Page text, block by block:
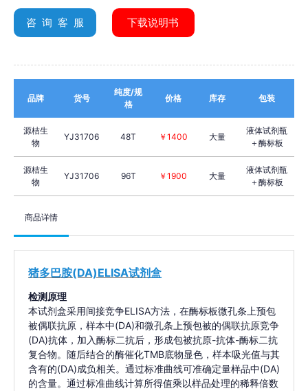
咨 询 客 服 下载说明书
品牌 货号
纯度/规
格
价格 库存 包装
源桔生
物
YJ31706 48T ￥1400 大量
液体试剂瓶
＋酶标板
源桔生
物
YJ31706 96T ￥1900 大量
液体试剂瓶
＋酶标板
商品详情
猪多巴胺(DA)ELISA试剂盒
检测原理
本试剂盒采用间接竞争ELISA方法，在酶标板微孔条上预包
被偶联抗原，样本中(DA)和微孔条上预包被的偶联抗原竞争
(DA)抗体，加入酶标二抗后，形成包被抗原-抗体-酶标二抗
复合物。随后结合的酶催化TMB底物显色，样本吸光值与其
含有的(DA)成负相关。通过标准曲线可准确定量样品中(DA)
的含量。通过标准曲线计算所得值乘以样品处理的稀释倍数